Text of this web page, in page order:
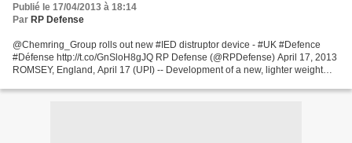
Publié le 17/04/2013 à 18:14
Par RP Defense
@Chemring_Group rolls out new #IED distruptor device - #UK #Defence
#Défense http://t.co/GnSloH8gJQ RP Defense (@RPDefense) April 17, 2013
ROMSEY, England, April 17 (UPI) -- Development of a new, lighter weight